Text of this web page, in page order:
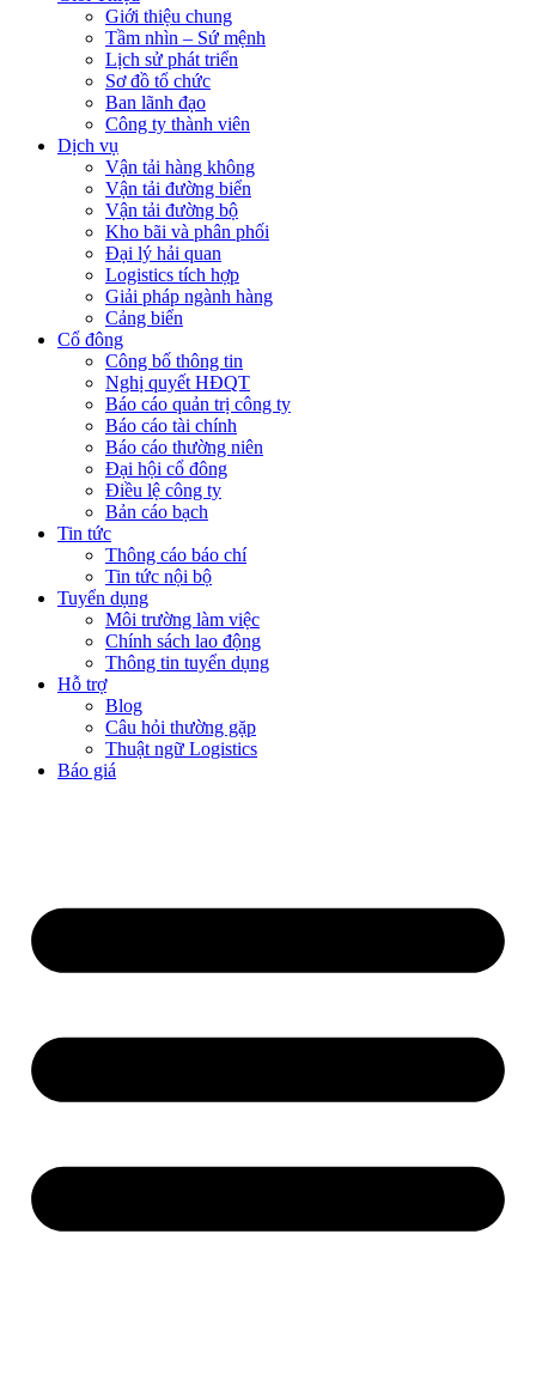
Giới thiệu chung
Tầm nhìn – Sứ mệnh
Lịch sử phát triển
Sơ đồ tổ chức
Ban lãnh đạo
Công ty thành viên
Dịch vụ
Vận tải hàng không
Vận tải đường biển
Vận tải đường bộ
Kho bãi và phân phối
Đại lý hải quan
Logistics tích hợp
Giải pháp ngành hàng
Cảng biển
Cổ đông
Công bố thông tin
Nghị quyết HĐQT
Báo cáo quản trị công ty
Báo cáo tài chính
Báo cáo thường niên
Đại hội cổ đông
Điều lệ công ty
Bản cáo bạch
Tin tức
Thông cáo báo chí
Tin tức nội bộ
Tuyển dụng
Môi trường làm việc
Chính sách lao động
Thông tin tuyển dụng
Hỗ trợ
Blog
Câu hỏi thường gặp
Thuật ngữ Logistics
Báo giá